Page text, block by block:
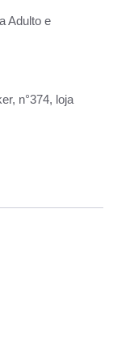
Adulto e
n°374, loja